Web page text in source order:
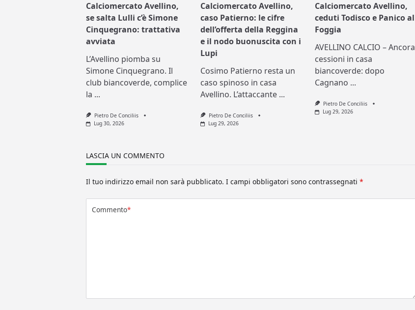
Calciomercato Avellino,
se salta Lulli c’è Simone
Cinquegrano: trattativa
avviata
L’Avellino piomba su
Simone Cinquegrano. Il
club biancoverde, complice
la ...
Pietro De Conciliis
Lug 30, 2026
Calciomercato Avellino,
caso Patierno: le cifre
dell’offerta della Reggina
e il nodo buonuscita con i
Lupi
Cosimo Patierno resta un
caso spinoso in casa
Avellino. L’attaccante ...
Pietro De Conciliis
Lug 29, 2026
Calciomercato Avellino,
ceduti Todisco e Panico al
Foggia
AVELLINO CALCIO – Ancora
cessioni in casa
biancoverde: dopo
Cagnano ...
Pietro De Conciliis
Lug 29, 2026
LASCIA UN COMMENTO
Il tuo indirizzo email non sarà pubblicato. I campi obbligatori sono contrassegnati*
Commento*